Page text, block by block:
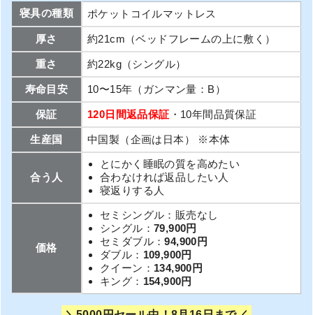
寝具の種類 ポケットコイルマットレス
厚さ 約21cm（ベッドフレームの上に敷く）
重さ 約22kg（シングル）
寿命目安 10〜15年（ガンマン量：B）
保証 120日間返品保証 ・10年間品質保証
生産国 中国製（企画は日本） ※本体
合う人
とにかく睡眠の質を高めたい
合わなければ返品したい人
寝返りする人
価格
セミシングル：販売なし
シングル： 79,900円
セミダブル：94,900円
ダブル： 109,900円
クイーン： 134,900円
キング： 154,900円